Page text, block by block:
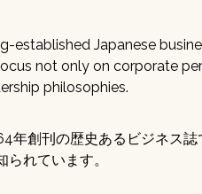
established Japanese
not only on corporate
philosophies.
年創刊の歴史あるビジネス
れています。